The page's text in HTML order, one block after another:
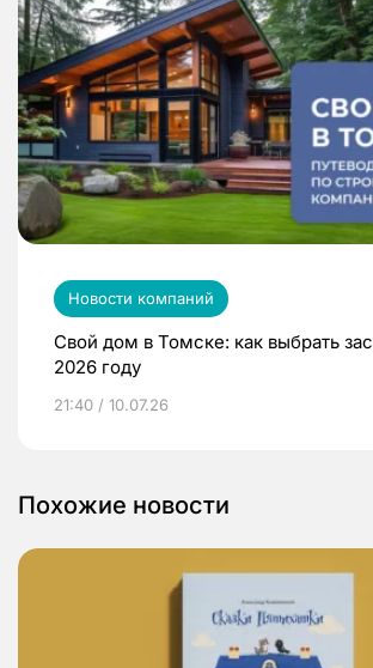
Новости компаний
Свой дом в Томске: как выбрать
2026 году
21:40 / 10.07.26
Похожие новости